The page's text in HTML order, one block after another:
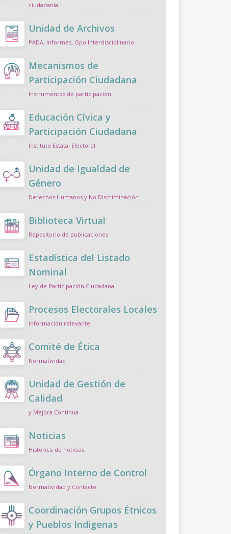
ciudadanía
Unidad de Archivos
PADA, Informes, Gpo Interdisciplinario
Mecanismos de
Participación Ciudadana
Instrumentos de participación
Educación Cívica y
Participación Ciudadana
Instituto Estatal Electoral
Unidad de Igualdad de
Género
Derechos Humanos y No Discriminación
Biblioteca Virtual
Repositorio de publicaciones
Estadística del Listado
Nominal
Ley de Participación Ciudadana
Procesos Electorales Locales
Información relevante
Comité de Ética
Normatividad
Unidad de Gestión de
Calidad
y Mejora Continua
Noticias
Historico de noticias
Órgano Interno de Control
Normatividad y Contacto
Coordinación Grupos Étnicos
y Pueblos Indígenas